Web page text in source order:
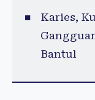
Karies,
Bantul